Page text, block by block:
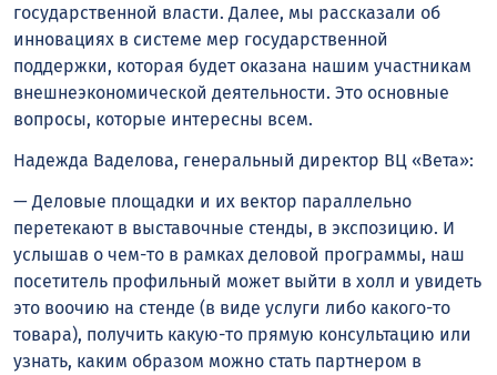
государственной власти. Далее, мы рассказали об
инновациях в системе мер государственной
поддержки, которая будет оказана нашим участникам
внешнеэкономической деятельности. Это основные
вопросы, которые интересны всем.
Надежда Ваделова, генеральный директор ВЦ «Вета»:
— Деловые площадки и их вектор параллельно
перетекают в выставочные стенды, в экспозицию. И
услышав о чем-то в рамках деловой программы, наш
посетитель профильный может выйти в холл и увидеть
это воочию на стенде (в виде услуги либо какого-то
товара), получить какую-то прямую консультацию или
узнать, каким образом можно стать партнером в